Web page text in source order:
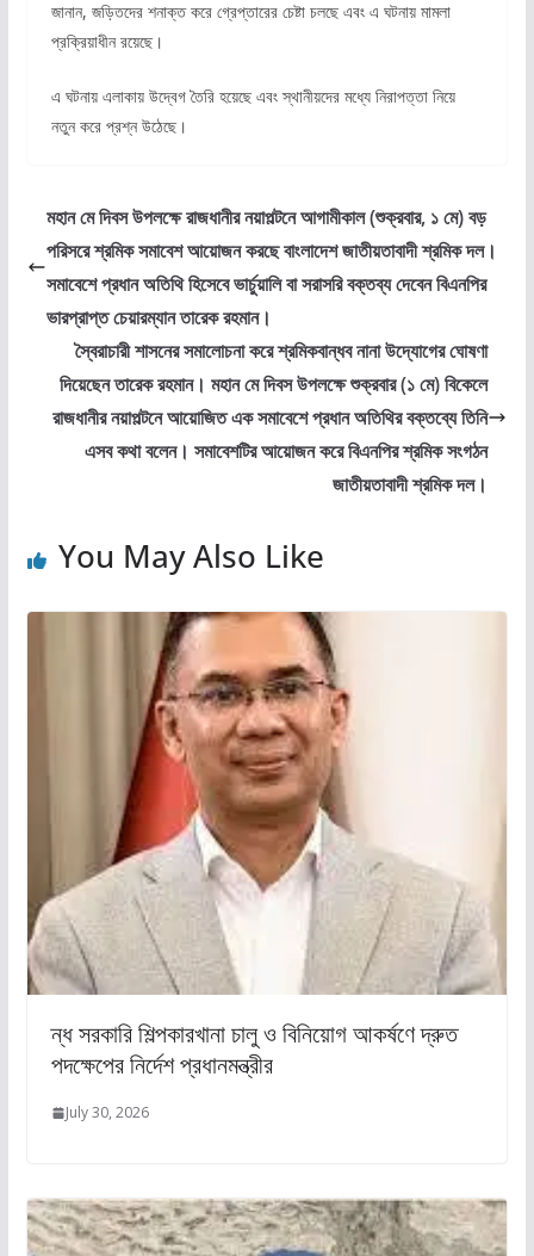
জানান, জড়িতদের শনাক্ত করে গ্রেপ্তারের চেষ্টা চলছে এবং এ ঘটনায় মামলা
প্রক্রিয়াধীন রয়েছে।
এ ঘটনায় এলাকায় উদ্বেগ তৈরি হয়েছে এবং স্থানীয়দের মধ্যে নিরাপত্তা নিয়ে
নতুন করে প্রশ্ন উঠেছে।
মহান মে দিবস উপলক্ষে রাজধানীর নয়াপল্টনে আগামীকাল (শুক্রবার, ১ মে) বড়
পরিসরে শ্রমিক সমাবেশ আয়োজন করছে বাংলাদেশ জাতীয়তাবাদী শ্রমিক দল।
সমাবেশে প্রধান অতিথি হিসেবে ভার্চুয়ালি বা সরাসরি বক্তব্য দেবেন বিএনপির
ভারপ্রাপ্ত চেয়ারম্যান তারেক রহমান।
স্বৈরাচারী শাসনের সমালোচনা করে শ্রমিকবান্ধব নানা উদ্যোগের ঘোষণা
দিয়েছেন তারেক রহমান। মহান মে দিবস উপলক্ষে শুক্রবার (১ মে) বিকেলে
রাজধানীর নয়াপল্টনে আয়োজিত এক সমাবেশে প্রধান অতিথির বক্তব্যে তিনি
এসব কথা বলেন। সমাবেশটির আয়োজন করে বিএনপির শ্রমিক সংগঠন
জাতীয়তাবাদী শ্রমিক দল।
You May Also Like
ন্ধ সরকারি শিল্পকারখানা চালু ও বিনিয়োগ আকর্ষণে দ্রুত
পদক্ষেপের নির্দেশ প্রধানমন্ত্রীর
July 30, 2026